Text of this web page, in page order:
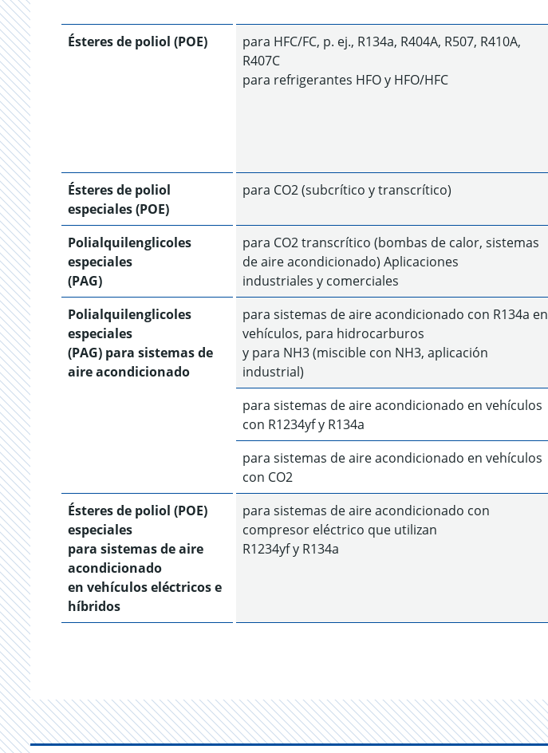
Ésteres de poliol (POE)
para HFC/FC, p. ej., R134a, R404A, R507, R410A,
R407C
para refrigerantes HFO y HFO/HFC
Ésteres de poliol
especiales (POE)
para CO2 (subcrítico y transcrítico)
Polialquilenglicoles
especiales
(PAG)
para CO2 transcrítico (bombas de calor, sistemas
de aire acondicionado) Aplicaciones
industriales y comerciales
Polialquilenglicoles
especiales
(PAG) para sistemas de
aire acondicionado
para sistemas de aire acondicionado con R134a en
vehículos, para hidrocarburos
y para NH3 (miscible con NH3, aplicación
industrial)
para sistemas de aire acondicionado en vehículos
con R1234yf y R134a
para sistemas de aire acondicionado en vehículos
con CO2
Ésteres de poliol (POE)
especiales
para sistemas de aire
acondicionado
en vehículos eléctricos e
híbridos
para sistemas de aire acondicionado con
compresor eléctrico que utilizan
R1234yf y R134a